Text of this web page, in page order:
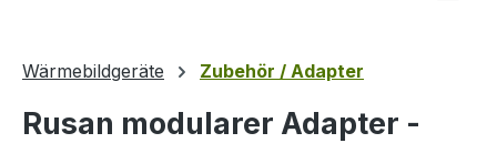
Wärmebildgeräte Zubehör / Adapter
Rusan modularer Adapter -